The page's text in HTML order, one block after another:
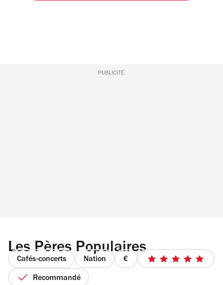
PUBLICITÉ
Les Pères Populaires
Cafés-concerts Nation
prix
5
Recommandé